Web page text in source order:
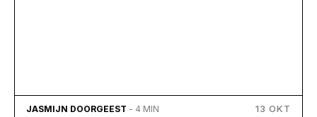
JASMIJN DOORGEEST - 4 MIN 13 OKT